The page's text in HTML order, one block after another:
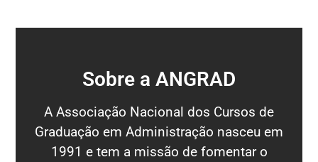
Sobre a ANGRAD
A Associação Nacional dos Cursos de
Graduação em Administração nasceu em
1991 e tem a missão de fomentar o